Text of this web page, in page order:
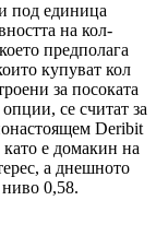
под единица
на кол-
предполага
купуват кол
за посоката
се считат за
Deribit
е домакин на
а днешното
0,58.